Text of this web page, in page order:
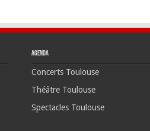
Agenda
Concerts Toulouse
Théâtre Toulouse
Spectacles Toulouse